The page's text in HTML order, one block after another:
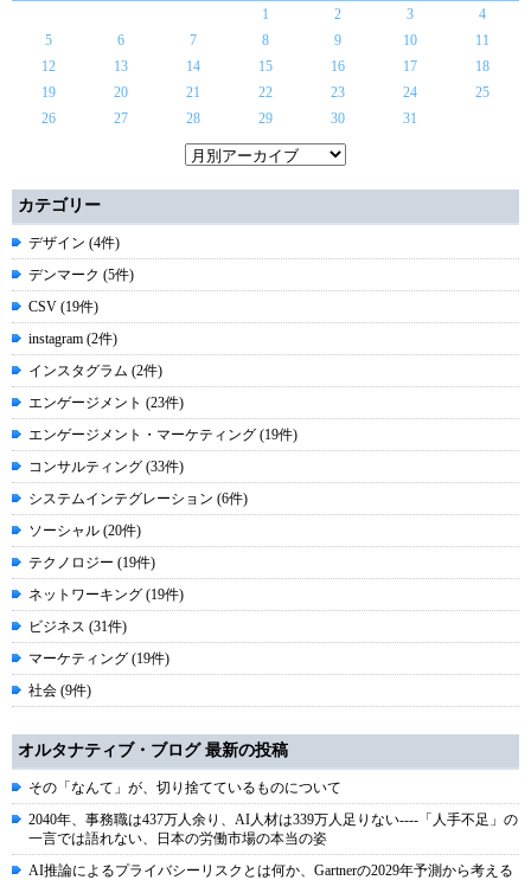
1
2 3
4
5
6 7 8 9 10
11
12
13 14 15 16 17
18
19
20 21 22 23 24
25
26
27 28 29 30 31
カテゴリー
デザイン (4件)
デンマーク (5件)
CSV (19件)
instagram (2件)
インスタグラム (2件)
エンゲージメント (23件)
エンゲージメント・マーケティング (19件)
コンサルティング (33件)
システムインテグレーション (6件)
ソーシャル (20件)
テクノロジー (19件)
ネットワーキング (19件)
ビジネス (31件)
マーケティング (19件)
社会 (9件)
オルタナティブ・ブログ 最新の投稿
その「なんて」が、切り捨てているものについて
2040年、事務職は437万人余り、AI人材は339万人足りない----「人手不足」の
一言では語れない、日本の労働市場の本当の姿
AI推論によるプライバシーリスクとは何か、Gartnerの2029年予測から考える